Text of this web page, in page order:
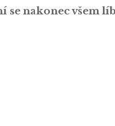
nakonec všem